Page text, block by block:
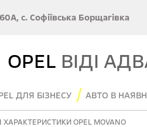
с. Софіївська Борщагівка
OPEL ВІДІ
ДЛЯ БІЗНЕСУ АВТО В
ХАРАКТЕРИСТИКИ OPEL MOVANO